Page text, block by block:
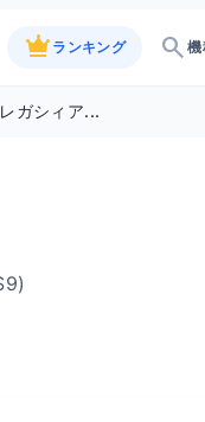
crown ランキング search機
レガシィア...